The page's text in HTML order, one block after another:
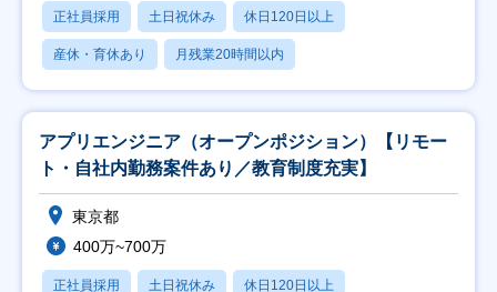
正社員採用 土日祝休み 休日120日以上
産休・育休あり 月残業20時間以内
アプリエンジニア（オープンポジション）【リモー
ト・自社内勤務案件あり／教育制度充実】
東京都
400万~700万
正社員採用 土日祝休み 休日120日以上